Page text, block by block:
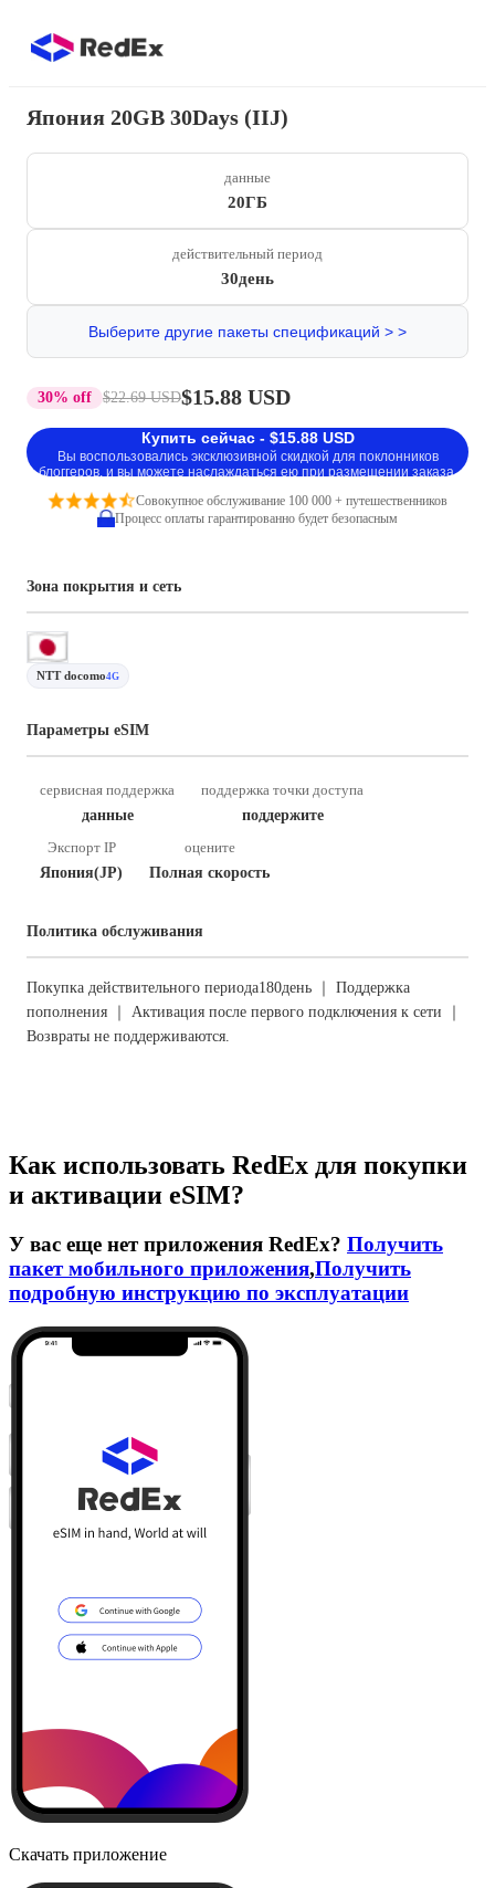
Япония 20GB 30Days (IIJ)
данные
20ГБ
действительный период
30день
Выберите другие пакеты спецификаций > >
30% off $22.69 USD$15.88 USD
Купить сейчас - $15.88 USD
Вы воспользовались эксклюзивной скидкой для поклонников
блоггеров, и вы можете наслаждаться ею при размещении заказа.
Совокупное обслуживание 100 000 + путешественников
Процесс оплаты гарантированно будет безопасным
Зона покрытия и сеть
NTT docomo4G
Параметры eSIM
сервисная поддержка
данные
поддержка точки доступа
поддержите
Экспорт IP
Япония(JP)
оцените
Полная скорость
Политика обслуживания
Покупка действительного периода180день ｜ Поддержка
пополнения ｜ Активация после первого подключения к сети ｜
Возвраты не поддерживаются.
Как использовать RedEx для покупки
и активации eSIM?
У вас еще нет приложения RedEx? Получить
пакет мобильного приложения,Получить
подробную инструкцию по эксплуатации
Скачать приложение